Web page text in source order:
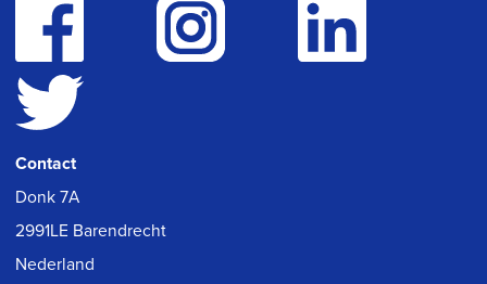
Contact
Donk 7A
2991LE Barendrecht
Nederland